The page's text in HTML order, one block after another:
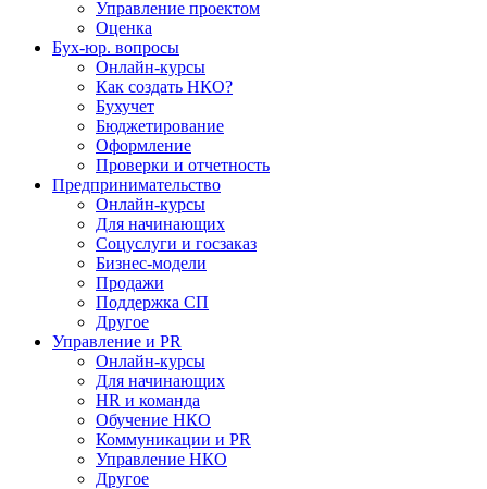
Управление проектом
Оценка
Бух-юр. вопросы
Онлайн-курсы
Как создать НКО?
Бухучет
Бюджетирование
Оформление
Проверки и отчетность
Предпринимательство
Онлайн-курсы
Для начинающих
Соцуслуги и госзаказ
Бизнес-модели
Продажи
Поддержка СП
Другое
Управление и PR
Онлайн-курсы
Для начинающих
HR и команда
Обучение НКО
Коммуникации и PR
Управление НКО
Другое